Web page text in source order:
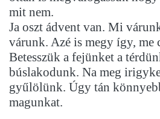
mit nem.
Ja oszt ádvent van. Mi
várunk. Azé is megy így, me
Betesszük a fejünket a
búslakodunk. Na meg
gyűlölünk. Úgy tán
magunkat.